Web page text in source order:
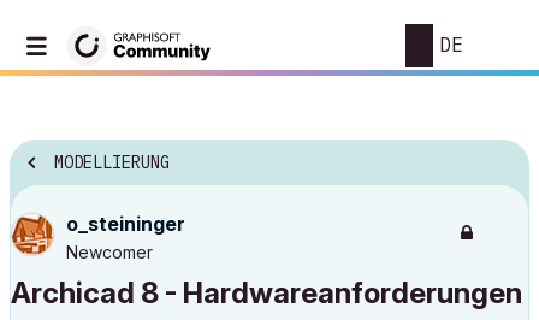
DE
MODELLIERUNG
o_steininger
Newcomer
Archicad 8 - Hardwareanforderungen